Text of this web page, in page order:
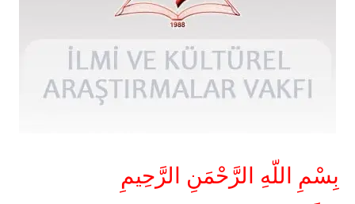
بِسْمِ اللّهِ الرَّحْمَنِ الرَّحِيمِ